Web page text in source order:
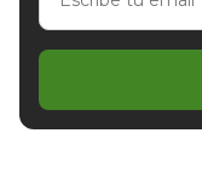
email